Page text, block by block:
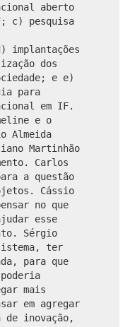
aberto
c) pesquisa
implantações
dos
e e)
para
em IF.
e o
Almeida
Martinhão
Carlos
a questão
Cássio
no que
esse
Sérgio
ter
para que
mais
em agregar
de inovação,